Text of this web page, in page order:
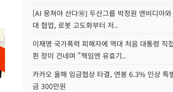
[AI 뭉쳐야 산다⑩] 두산그룹 박정원 엔비디아와
대 협업, 로봇 고도화부터 저..
이재명 국가폭력 피해자에 역대 처음 대통령 직
흰 장미 건네며 "책임엔 유효기..
카카오 올해 임금협상 타결, 연봉 6.3% 인상 특
금 300만원